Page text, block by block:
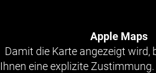
Apple Maps
Damit die Karte angezeigt wird,
Ihnen eine explizite